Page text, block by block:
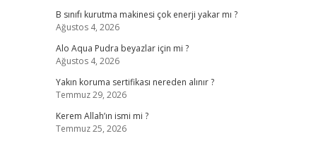
B sınıfı kurutma makinesi çok enerji yakar mı ?
Ağustos 4, 2026
Alo Aqua Pudra beyazlar için mi ?
Ağustos 4, 2026
Yakın koruma sertifikası nereden alınır ?
Temmuz 29, 2026
Kerem Allah’ın ismi mi ?
Temmuz 25, 2026